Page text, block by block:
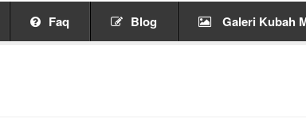
Faq Blog Galeri Kubah